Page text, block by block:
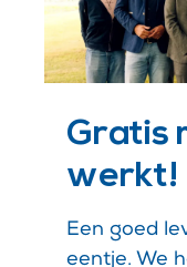
Gratis
werkt!
Een goed
eentje. We